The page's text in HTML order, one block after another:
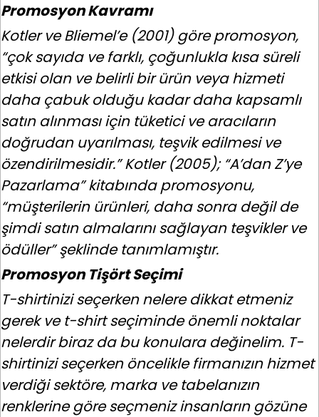
Promosyon Kavramı
Kotler ve Bliemel’e (2001) göre promosyon,
“çok sayıda ve farklı, çoğunlukla kısa süreli
etkisi olan ve belirli bir ürün veya hizmeti
daha çabuk olduğu kadar daha kapsamlı
satın alınması için tüketici ve aracıların
doğrudan uyarılması, teşvik edilmesi ve
özendirilmesidir.” Kotler (2005); “A’dan Z’ye
Pazarlama” kitabında promosyonu,
“müşterilerin ürünleri, daha sonra değil de
şimdi satın almalarını sağlayan teşvikler ve
ödüller” şeklinde tanımlamıştır.
Promosyon Tişört Seçimi
T-shirtinizi seçerken nelere dikkat etmeniz
gerek ve t-shirt seçiminde önemli noktalar
nelerdir biraz da bu konulara değinelim. T-
shirtinizi seçerken öncelikle firmanızın hizmet
verdiği sektöre, marka ve tabelanızın
renklerine göre seçmeniz insanların gözüne